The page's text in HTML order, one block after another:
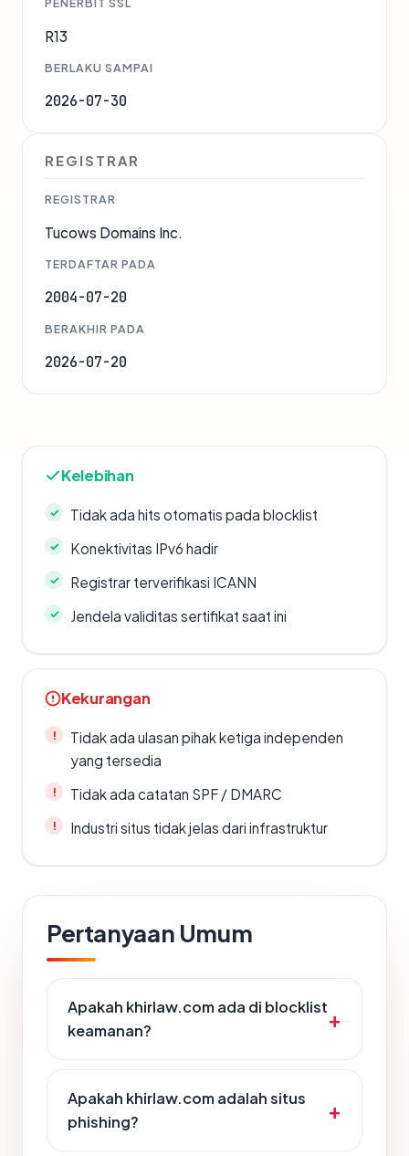
PENERBIT SSL
R13
BERLAKU SAMPAI
2026-07-30
REGISTRAR
REGISTRAR
Tucows Domains Inc.
TERDAFTAR PADA
2004-07-20
BERAKHIR PADA
2026-07-20
Kelebihan
Tidak ada hits otomatis pada blocklist
Konektivitas IPv6 hadir
Registrar terverifikasi ICANN
Jendela validitas sertifikat saat ini
Kekurangan
Tidak ada ulasan pihak ketiga independen
yang tersedia
Tidak ada catatan SPF / DMARC
Industri situs tidak jelas dari infrastruktur
Pertanyaan Umum
Apakah khirlaw.com ada di blocklist
keamanan?
Apakah khirlaw.com adalah situs
phishing?